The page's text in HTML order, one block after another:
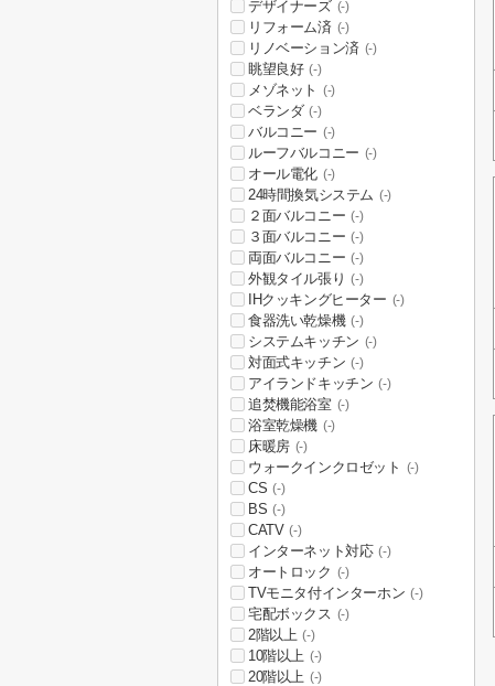
デザイナーズ (-)
リフォーム済 (-)
リノベーション済 (-)
眺望良好 (-)
メゾネット (-)
ベランダ (-)
バルコニー (-)
ルーフバルコニー (-)
オール電化 (-)
24時間換気システム (-)
２面バルコニー (-)
３面バルコニー (-)
両面バルコニー (-)
外観タイル張り (-)
IHクッキングヒーター (-)
食器洗い乾燥機 (-)
システムキッチン (-)
対面式キッチン (-)
アイランドキッチン (-)
追焚機能浴室 (-)
浴室乾燥機 (-)
床暖房 (-)
ウォークインクロゼット (-)
CS (-)
BS (-)
CATV (-)
インターネット対応 (-)
オートロック (-)
TVモニタ付インターホン (-)
宅配ボックス (-)
2階以上 (-)
10階以上 (-)
20階以上 (-)